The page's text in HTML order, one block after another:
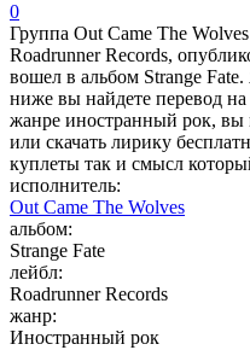
0
Группа Out Came The
Roadrunner Records,
вошел в альбом Strange
ниже вы найдете перевод на
жанре иностранный рок, вы
или скачать лирику
куплеты так и смысл
исполнитель:
Out Came The Wolves
альбом:
Strange Fate
лейбл:
Roadrunner Records
жанр:
Иностранный рок